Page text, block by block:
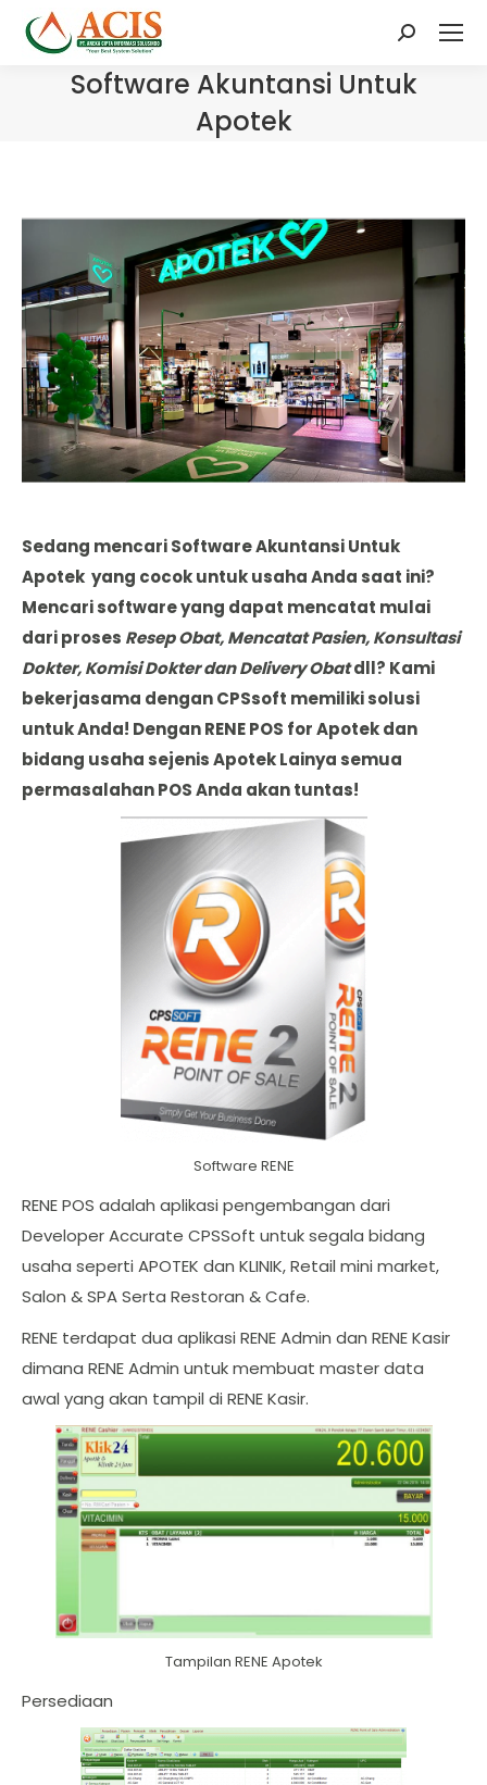
Search:
Software Akuntansi Untuk
Apotek
Sedang mencari Software Akuntansi Untuk
Apotek yang cocok untuk usaha Anda saat ini?
Mencari software yang dapat mencatat mulai
dari proses Resep Obat, Mencatat Pasien, Konsultasi
Dokter, Komisi Dokter dan Delivery Obatdll? Kami
bekerjasama dengan CPSsoft memiliki solusi
untuk Anda! Dengan RENE POS for Apotek dan
bidang usaha sejenis Apotek Lainya semua
permasalahan POS Anda akan tuntas!
Software RENE
RENE POS adalah aplikasi pengembangan dari
Developer Accurate CPSSoft untuk segala bidang
usaha seperti APOTEK dan KLINIK, Retail mini market,
Salon & SPA Serta Restoran & Cafe.
RENE terdapat dua aplikasi RENE Admin dan RENE Kasir
dimana RENE Admin untuk membuat master data
awal yang akan tampil di RENE Kasir.
Tampilan RENE Apotek
Persediaan